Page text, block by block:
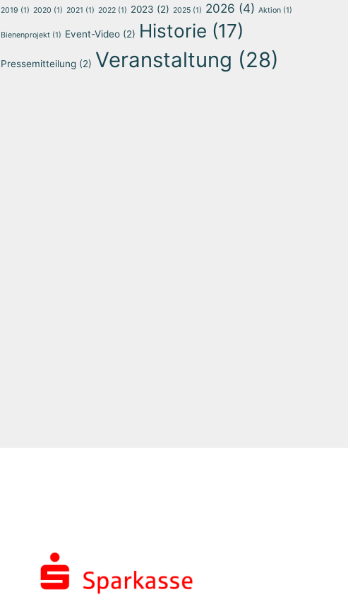
2019 (1) 2020 (1) 2021 (1) 2022(1) 2023 (2) 2025(1) 2026 (4) Aktion(1)
Bienenprojekt(1) Event-Video(2) Historie (17)
Pressemitteilung(2) Veranstaltung (28)